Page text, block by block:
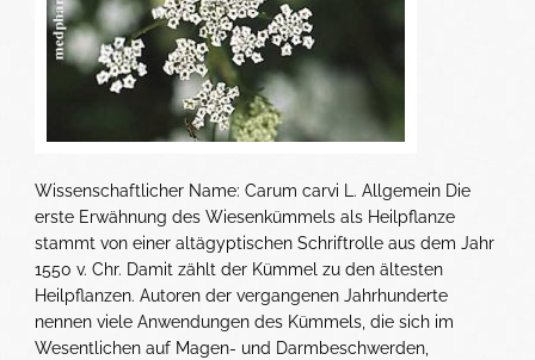
Wissenschaftlicher Name: Carum carvi L. Allgemein Die
erste Erwähnung des Wiesenkümmels als Heilpflanze
stammt von einer altägyptischen Schriftrolle aus dem Jahr
1550 v. Chr. Damit zählt der Kümmel zu den ältesten
Heilpflanzen. Autoren der vergangenen Jahrhunderte
nennen viele Anwendungen des Kümmels, die sich im
Wesentlichen auf Magen- und Darmbeschwerden,